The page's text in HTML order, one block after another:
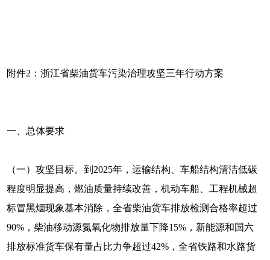
附件2：浙江省柴油货车污染治理攻坚三年行动方案
一、总体要求
（一）攻坚目标。到2025年，运输结构、车船结构清洁低碳
程度明显提高，燃油质量持续改善，机动车船、工程机械超
标冒黑烟现象基本消除，全省柴油货车排放检测合格率超过
90%，柴油移动源氮氧化物排放量下降15%，新能源和国六
排放标准货车保有量占比力争超过42%，全省铁路和水路货